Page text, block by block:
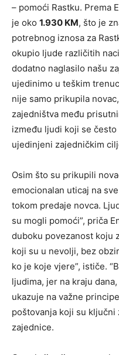
– pomoći Rastku. Prema
je oko 1.930 KM, što je
potrebnog iznosa za
okupio ljude različitih
dodatno naglasilo našu
ujedinimo u teškim
nije samo prikupila
zajedništva među
između ljudi koji se
ujedinjeni zajedničkim
Osim što su prikupili
emocionalan uticaj na
tokom predaje novca.
su mogli pomoći”, priča
duboku povezanost koju
koji su u nevolji, bez
ko je koje vjere”, ističe.
ljudima, jer na kraju
ukazuje na važne
poštovanja koji su
zajednice.